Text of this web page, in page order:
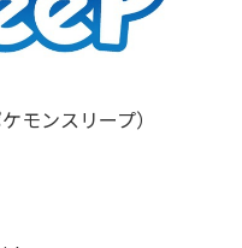
モンスリープ）